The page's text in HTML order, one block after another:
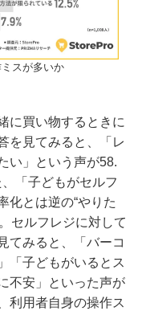
スが多いか
に買い物するときに
を見てみると、「レ
い」という声が58.
「子どもがセルフ
化とは逆の“やりた
セルフレジに対して
てみると、「バーコ
「子どもがいるとス
不安」といった声が
利用者自身の操作ス